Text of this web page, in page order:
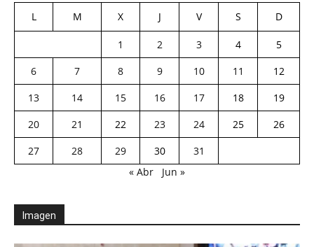
L M X J V S D
1 2 3 4
5
6
7 8 9 10 11
12
13
14 15 16 17 18
19
20
21 22 23 24 25
26
27
28 29 30
31
« Abr
Jun »
Imagen